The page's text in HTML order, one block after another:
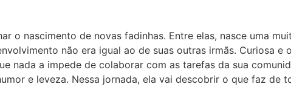
o nascimento de novas fadinhas. Entre elas, nasce uma
não era igual ao de suas outras irmãs. Curiosa
nada a impede de colaborar com as tarefas da sua
e leveza. Nessa jornada, ela vai descobrir o que faz de